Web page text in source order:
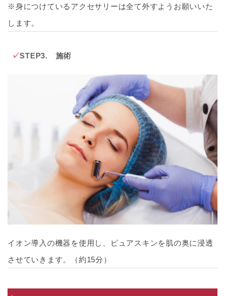
※身につけているアクセサリーは全て外すようお願いいた
します。
STEP3. 施術
イオン導入の機器を使用し、ピュアスキンを肌の奥に浸透
させていきます。（約15分）